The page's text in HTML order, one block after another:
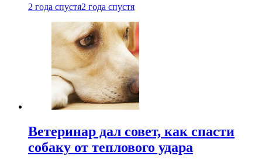
2 года спустя2 года спустя
Ветеринар дал совет, как спасти
собаку от теплового удара